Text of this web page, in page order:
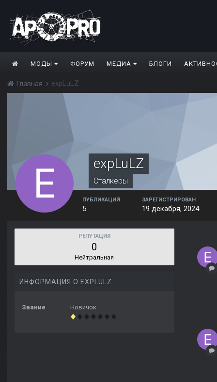
МОДЫ ФОРУМ МЕДИА БЛОГИ
Главная expLuLZ
expLuLZ
Сталкеры
ПУБЛИКАЦИЙ
5
ЗАРЕГИСТРИРОВАН
19 декабря, 2024
РЕПУТАЦИЯ
0
Нейтральная
ИНФОРМАЦИЯ О EXPLULZ
Звание Новичок